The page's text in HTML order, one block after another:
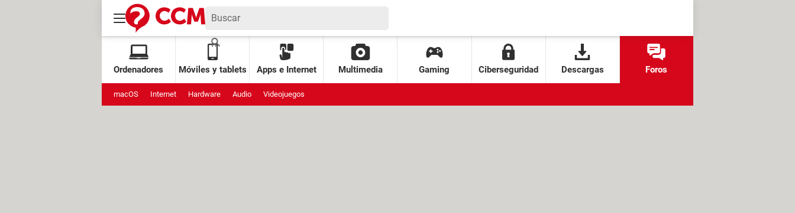
Ordenadores Móviles y tablets Apps e Internet Multimedia Gaming Ciberseguridad Descargas Foros
macOS Internet Hardware Audio Videojuegos